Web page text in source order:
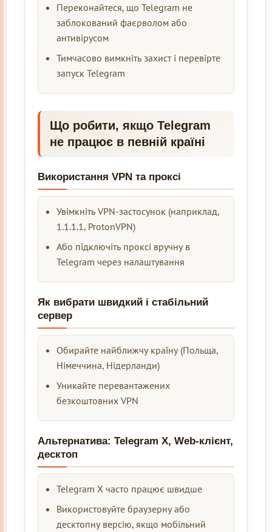
Переконайтеся, що Telegram не
заблокований фаєрволом або
антивірусом
Тимчасово вимкніть захист і перевірте
запуск Telegram
Що робити, якщо Telegram
не працює в певній країні
Використання VPN та проксі
Увімкніть VPN-застосунок (наприклад,
1.1.1.1, ProtonVPN)
Або підключіть проксі вручну в
Telegram через налаштування
Як вибрати швидкий і стабільний
сервер
Обирайте найближчу країну (Польща,
Німеччина, Нідерланди)
Уникайте перевантажених
безкоштовних VPN
Альтернатива: Telegram X, Web‑клієнт,
десктоп
Telegram X часто працює швидше
Використовуйте браузерну або
десктопну версію, якщо мобільний